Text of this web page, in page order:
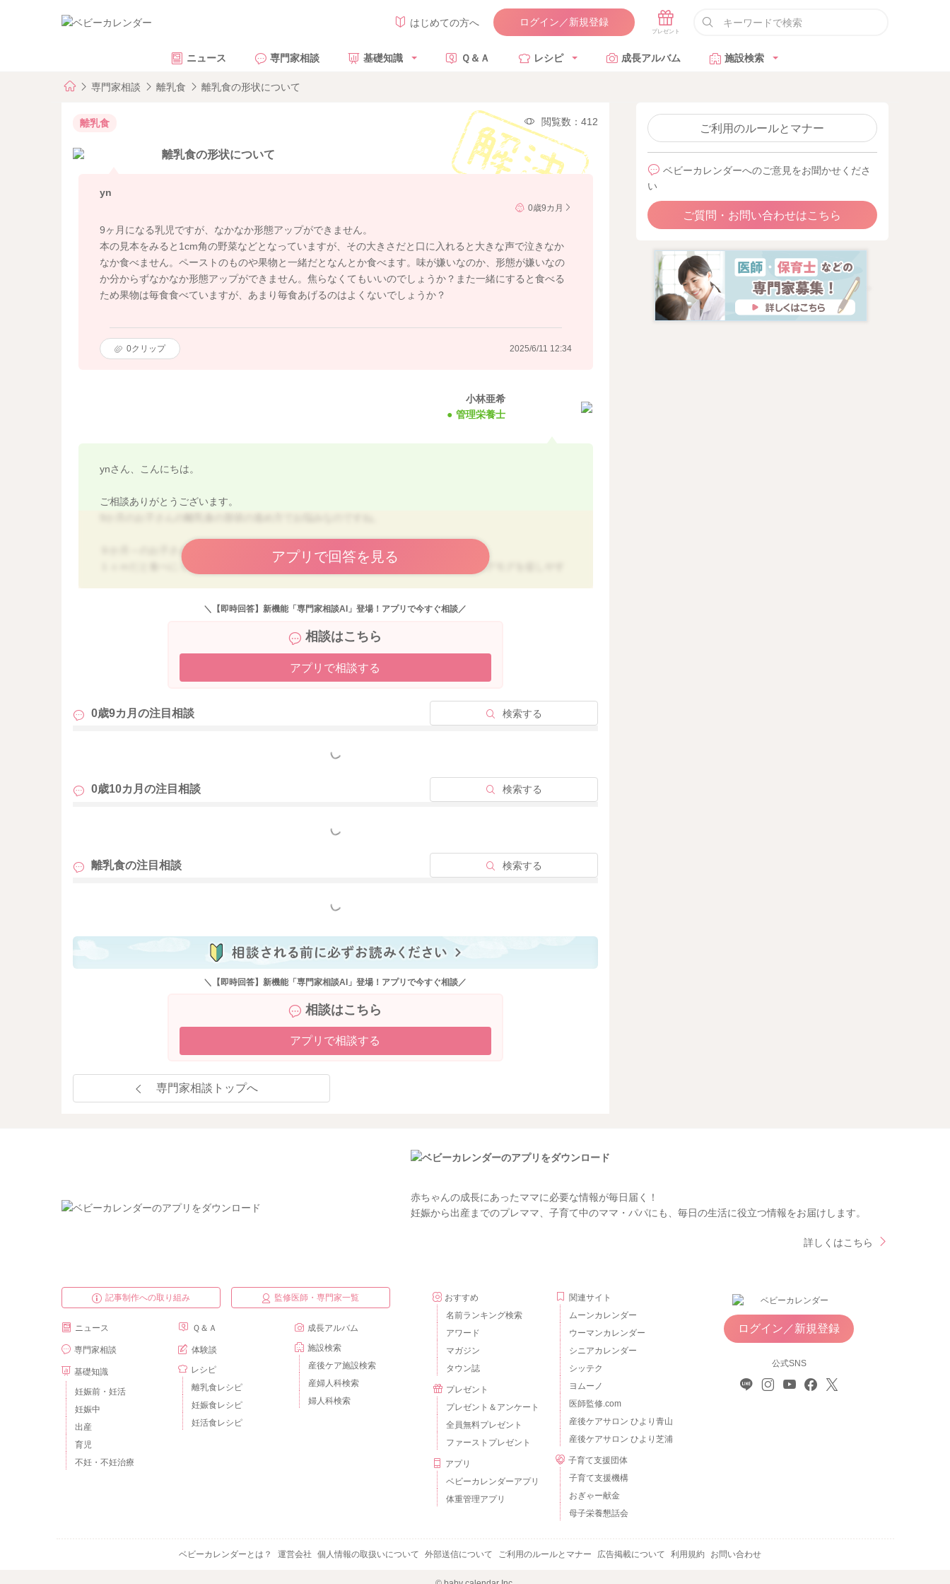
はじめての方へ ログイン／新規登録
ニュース 専門家相談 基礎知識 Ｑ＆Ａ レシピ 成長アルバム 施設検索
専門家相談 離乳食 離乳食の形状について
離乳食 閲覧数：412
離乳食の形状について
yn
0歳9カ月
9ヶ月になる乳児ですが、なかなか形態アップができません。
本の見本をみると1cm角の野菜などとなっていますが、その大きさだと口に入れると大きな声で泣きなか
なか食べません。ペーストのものや果物と一緒だとなんとか食べます。味が嫌いなのか、形態が嫌いなの
か分からずなかなか形態アップができません。焦らなくてもいいのでしょうか？また一緒にすると食べる
ため果物は毎食食べていますが、あまり毎食あげるのはよくないでしょうか？
0クリップ 2025/6/11 12:34
小林亜希
管理栄養士
ynさん、こんにちは。
ご相談ありがとうございます。
９か月～のお子さんは、５～８ｍｍ角が目安になりますよ。
１ｃｍだと食べにくそうな様子もあるとのことですし、厚みは抑えて進めていけるとモグモグを促しやす
徐々に大きさを進めていく形で大丈夫ですよ。
お子さんが苦手なものと組み合わせることで食べられるものが増えている様子、頑張っていますね。
１食１０ｇ程度の少量であれば、毎回食卓にのせていても大丈夫です。
て、進めていけると安心ですよ。
アプリで回答を見る
2025/6/12 10:05
＼【即時回答】新機能「専門家相談AI」登場！アプリで今すぐ相談／
相談はこちら
アプリで相談する
0歳9カ月の注目相談 検索する
もっと見る
0歳10カ月の注目相談 検索する
もっと見る
離乳食の注目相談 検索する
もっと見る
＼【即時回答】新機能「専門家相談AI」登場！アプリで今すぐ相談／
相談はこちら
アプリで相談する
専門家相談トップへ
ご利用のルールとマナー
ベビーカレンダーへのご意見をお聞かせくださ
い
ご質問・お問い合わせはこちら
赤ちゃんの成長にあったママに必要な情報が毎日届く！
妊娠から出産までのプレママ、子育て中のママ・パパにも、毎日の生活に役立つ情報をお届けします。
詳しくはこちら
記事制作への取り組み 監修医師・専門家一覧
ニュース
専門家相談
基礎知識
妊娠前・妊活
妊娠中
出産
育児
不妊・不妊治療
Ｑ＆Ａ
体験談
レシピ
離乳食レシピ
妊娠食レシピ
妊活食レシピ
成長アルバム
施設検索
産後ケア施設検索
産婦人科検索
婦人科検索
おすすめ
名前ランキング検索
アワード
マガジン
タウン誌
プレゼント
プレゼント＆アンケート
全員無料プレゼント
ファーストプレゼント
アプリ
ベビーカレンダーアプリ
体重管理アプリ
関連サイト
ムーンカレンダー
ウーマンカレンダー
シニアカレンダー
シッテク
ヨムーノ
医師監修.com
産後ケアサロン ひより青山
産後ケアサロン ひより芝浦
子育て支援団体
子育て支援機構
おぎゃー献金
母子栄養懇話会
ログイン／新規登録
公式SNS
ベビーカレンダーとは？ 運営会社 個人情報の取扱いについて 外部送信について ご利用のルールとマナー 広告掲載について 利用規約 お問い合わせ